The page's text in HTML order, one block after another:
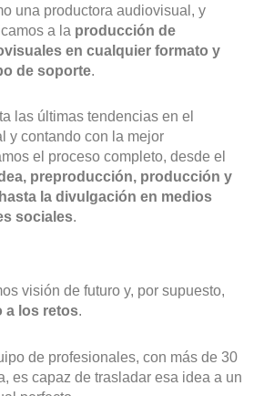
una productora audiovisual, y
a la producción de
en cualquier formato y
de soporte.
las últimas tendencias en el
y contando con la mejor
el proceso completo, desde el
preproducción, producción y
la divulgación en medios
sociales.
visión de futuro y, por supuesto,
a los retos.
de profesionales, con más de 30
es capaz de trasladar esa idea a un